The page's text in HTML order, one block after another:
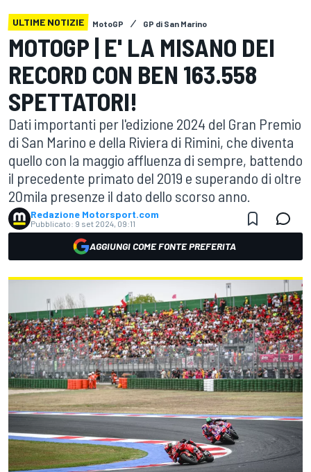
ULTIME NOTIZIE MotoGP GP di San Marino
MOTOGP | E' LA MISANO DEI
RECORD CON BEN 163.558
SPETTATORI!
Dati importanti per l'edizione 2024 del Gran Premio
di San Marino e della Riviera di Rimini, che diventa
quello con la maggio affluenza di sempre, battendo
il precedente primato del 2019 e superando di oltre
20mila presenze il dato dello scorso anno.
Redazione Motorsport.com
Pubblicato: 9 set 2024, 09:11
AGGIUNGI COME FONTE PREFERITA